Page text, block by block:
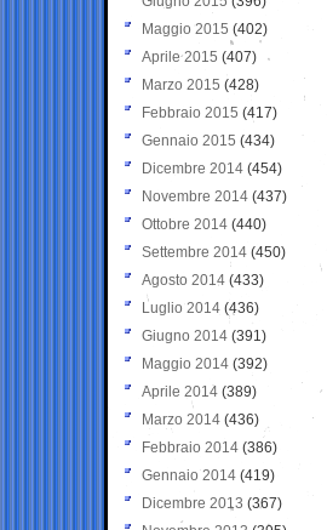
Maggio 2015 (402)
Aprile 2015 (407)
Marzo 2015 (428)
Febbraio 2015 (417)
Gennaio 2015 (434)
Dicembre 2014 (454)
Novembre 2014 (437)
Ottobre 2014 (440)
Settembre 2014 (450)
Agosto 2014 (433)
Luglio 2014 (436)
Giugno 2014 (391)
Maggio 2014 (392)
Aprile 2014 (389)
Marzo 2014 (436)
Febbraio 2014 (386)
Gennaio 2014 (419)
Dicembre 2013 (367)